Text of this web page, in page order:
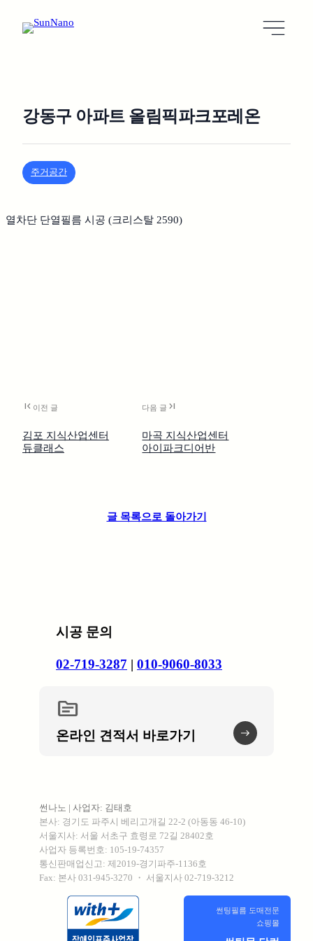
강동구 아파트 올림픽파크포레온
주거공간
열차단 단열필름 시공 (크리스탈 2590)
first_page 이전 글
김포 지식산업센터
듀클래스
다음 글 last_page
마곡 지식산업센터
아이파크디어반
글 목록으로 돌아가기
시공 문의
02-719-3287 | 010-9060-8033
topic
온라인 견적서 바로가기
썬나노 | 사업자: 김태호ㅤ
본사: 경기도 파주시 베리고개길 22-2 (아동동 46-10)
서울지사: 서울 서초구 효령로 72길 28402호
사업자 등록번호: 105-19-74357
통신판매업신고: 제2019-경기파주-1136호
Fax: 본사 031-945-3270 ・ 서울지사 02-719-3212
썬팅필름 도매전문
쇼핑몰